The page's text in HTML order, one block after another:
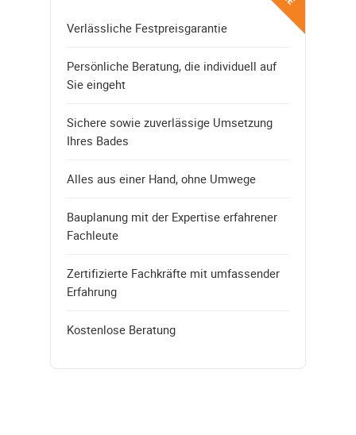
Verlässliche Festpreisgarantie
Persönliche Beratung, die individuell auf
Sie eingeht
Sichere sowie zuverlässige Umsetzung
Ihres Bades
Alles aus einer Hand, ohne Umwege
Bauplanung mit der Expertise erfahrener
Fachleute
Zertifizierte Fachkräfte mit umfassender
Erfahrung
Kostenlose Beratung